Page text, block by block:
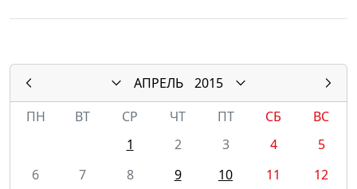
АПРЕЛЬ
2015
ПН
ВТ СР ЧТ ПТ СБ
ВС
1
2 3 4
5
6
7 8 9 10 11
12